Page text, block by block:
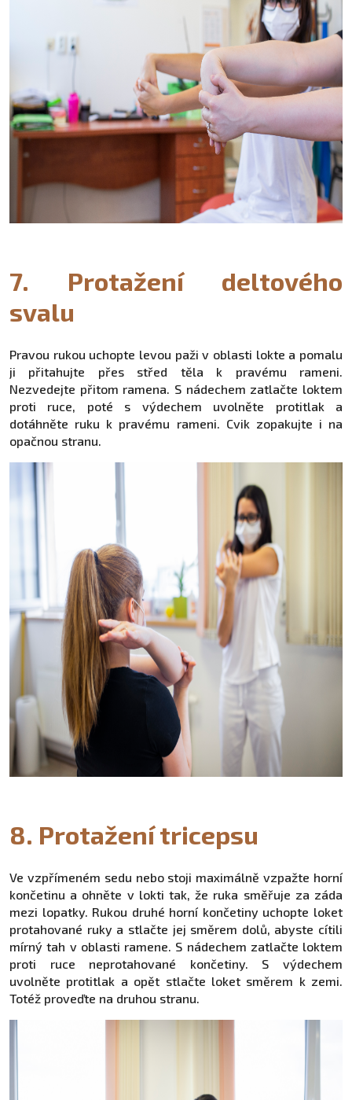
7. Protažení deltového
svalu
Pravou rukou uchopte levou paži v oblasti lokte a pomalu
ji přitahujte přes střed těla k pravému rameni.
Nezvedejte přitom ramena. S nádechem zatlačte loktem
proti ruce, poté s výdechem uvolněte protitlak a
dotáhněte ruku k pravému rameni. Cvik zopakujte i na
opačnou stranu.
8. Protažení tricepsu
Ve vzpřímeném sedu nebo stoji maximálně vzpažte horní
končetinu a ohněte v lokti tak, že ruka směřuje za záda
mezi lopatky. Rukou druhé horní končetiny uchopte loket
protahované ruky a stlačte jej směrem dolů, abyste cítili
mírný tah v oblasti ramene. S nádechem zatlačte loktem
proti ruce neprotahované končetiny. S výdechem
uvolněte protitlak a opět stlačte loket směrem k zemi.
Totéž proveďte na druhou stranu.